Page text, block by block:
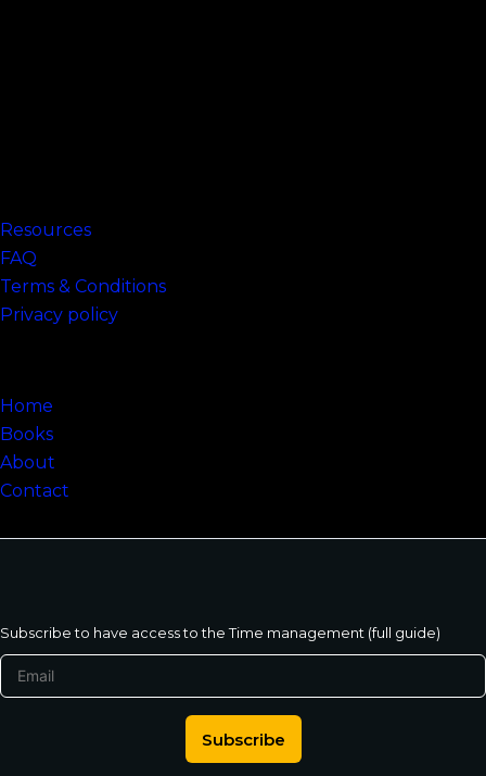
Resources
FAQ
Terms & Conditions
Privacy policy
Home
Books
About
Contact
Subscribe to have access to the Time management (full guide)
Subscribe